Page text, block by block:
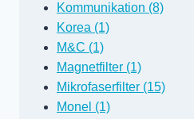
Kommunikation (8)
Korea (1)
M&C (1)
Magnetfilter (1)
Mikrofaserfilter (15)
Monel (1)